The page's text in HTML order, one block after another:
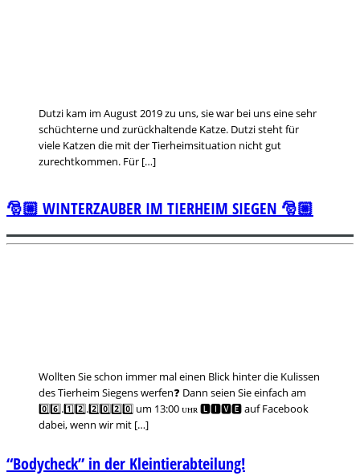
Dutzi kam im August 2019 zu uns, sie war bei uns eine sehr
schüchterne und zurückhaltende Katze. Dutzi steht für
viele Katzen die mit der Tierheimsituation nicht gut
zurechtkommen. Für […]
Wollten Sie schon immer mal einen Blick hinter die Kulissen
des Tierheim Siegens werfen❓ Dann seien Sie einfach am
0️⃣6️⃣.1️⃣2️⃣.2️⃣0️⃣2️⃣0️⃣ um 13:00 ᴜʜʀ 🅻🅸🆅🅴 auf Facebook
dabei, wenn wir mit […]
🎅🏼 WINTERZAUBER IM TIERHEIM SIEGEN 🎅🏼
“Bodycheck” in der Kleintierabteilung!